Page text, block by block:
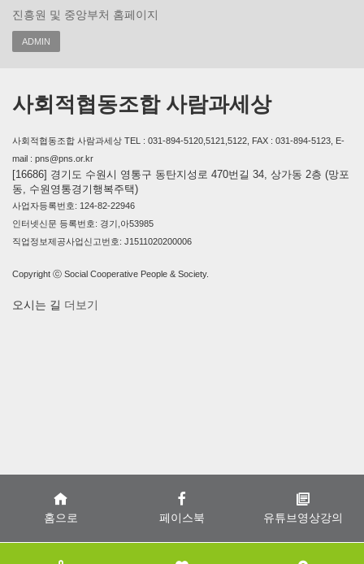
홈으로 페이스북 유튜브영상강의
진흥원 및 중앙부처 홈페이지
ADMIN
사회적협동조합 사람과세상
사회적협동조합 사람과세상 TEL : 031-894-5120,5121,5122, FAX : 031-894-5123, E-
mail : pns@pns.or.kr
[16686] 경기도 수원시 영통구 동탄지성로 470번길 34, 상가동 2층 (망포
동, 수원영통경기행복주택)
사업자등록번호: 124-82-22946
인터넷신문 등록번호: 경기,아53985
직업정보제공사업신고번호: J1511020200006
Copyright ⓒ Social Cooperative People & Society.
오시는 길 더보기